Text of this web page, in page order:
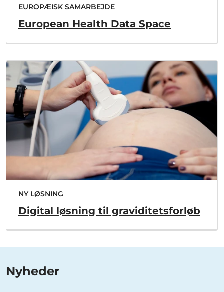
EUROPÆISK SAMARBEJDE
European Health Data Space
NY LØSNING
Digital løsning til graviditetsforløb
Nyheder